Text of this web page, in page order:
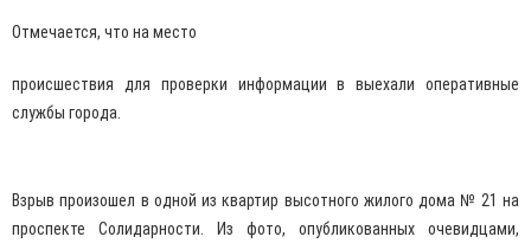
Отмечается, что на место
происшествия для проверки информации в выехали оперативные
службы города.
Взрыв произошел в одной из квартир высотного жилого дома № 21 на
проспекте Солидарности. Из фото, опубликованных очевидцами,